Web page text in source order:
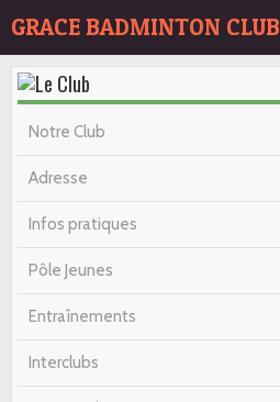
GRACE BADMINTON CLUB
Page d'accueil
Agenda
Notre Club
Adresse
Infos pratiques
Pôle Jeunes
Entraînements
Interclubs